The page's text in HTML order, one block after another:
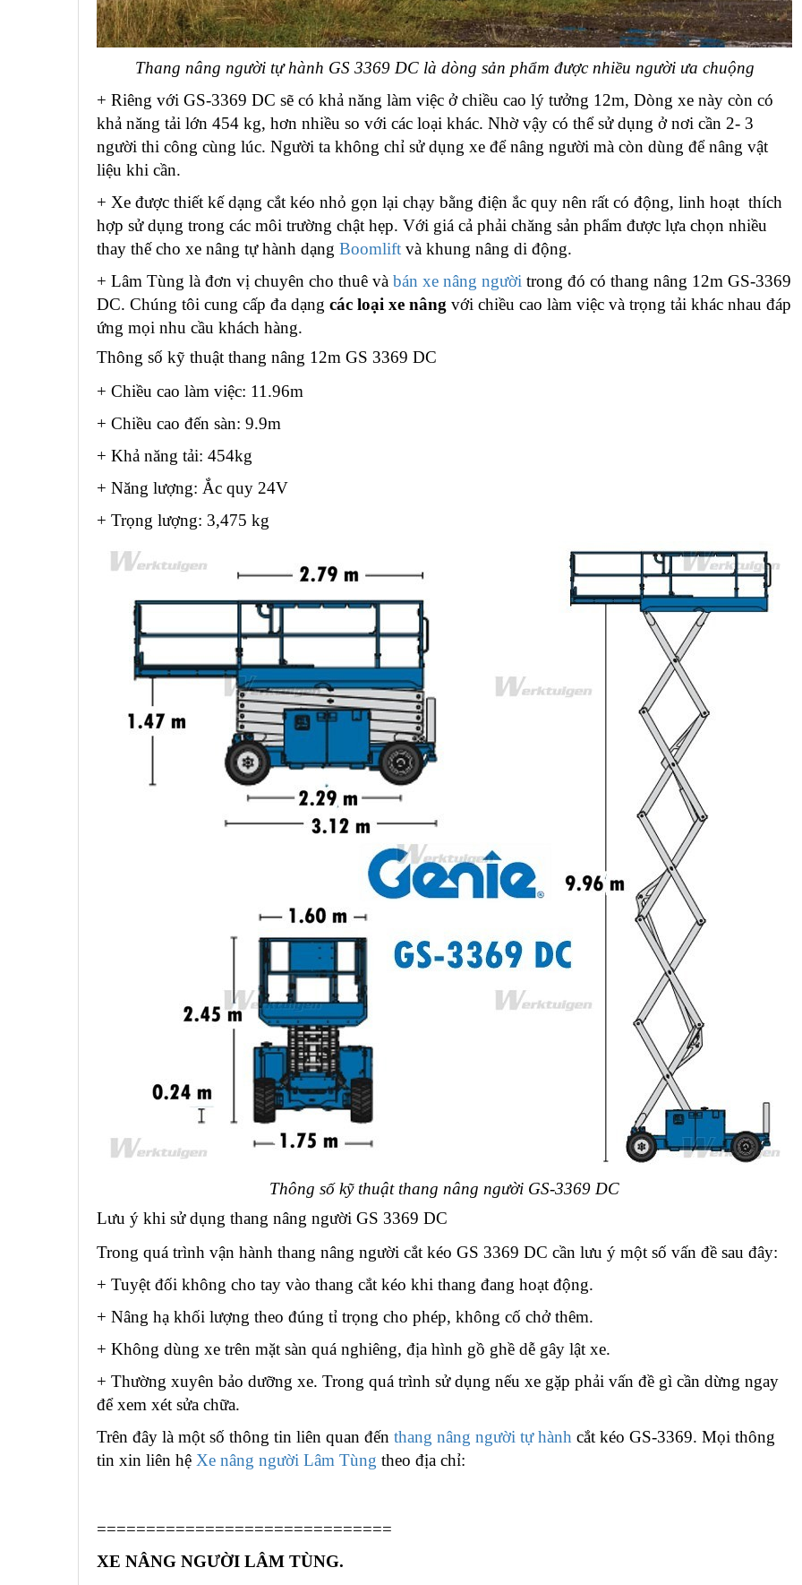
Thang nâng người tự hành GS 3369 DC là dòng sản phẩm được nhiều người ưa chuộng
+ Riêng với GS-3369 DC sẽ có khả năng làm việc ở chiều cao lý tưởng 12m, Dòng xe này còn có
khả năng tải lớn 454 kg, hơn nhiều so với các loại khác. Nhờ vậy có thể sử dụng ở nơi cần 2- 3
người thi công cùng lúc. Người ta không chỉ sử dụng xe để nâng người mà còn dùng để nâng vật
liệu khi cần.
+ Xe được thiết kế dạng cắt kéo nhỏ gọn lại chạy bằng điện ắc quy nên rất có động, linh hoạt thích
hợp sử dụng trong các môi trường chật hẹp. Với giá cả phải chăng sản phẩm được lựa chọn nhiều
thay thế cho xe nâng tự hành dạng Boomlift và khung nâng di động.
+ Lâm Tùng là đơn vị chuyên cho thuê và bán xe nâng người trong đó có thang nâng 12m GS-3369
DC. Chúng tôi cung cấp đa dạng các loại xe nâng với chiều cao làm việc và trọng tải khác nhau đáp
ứng mọi nhu cầu khách hàng.
Thông số kỹ thuật thang nâng 12m GS 3369 DC
+ Chiều cao làm việc: 11.96m
+ Chiều cao đến sàn: 9.9m
+ Khả năng tải: 454kg
+ Năng lượng: Ắc quy 24V
+ Trọng lượng: 3,475 kg
Thông số kỹ thuật thang nâng người GS-3369 DC
Lưu ý khi sử dụng thang nâng người GS 3369 DC
Trong quá trình vận hành thang nâng người cắt kéo GS 3369 DC cần lưu ý một số vấn đề sau đây:
+ Tuyệt đối không cho tay vào thang cắt kéo khi thang đang hoạt động.
+ Nâng hạ khối lượng theo đúng tỉ trọng cho phép, không cố chở thêm.
+ Không dùng xe trên mặt sàn quá nghiêng, địa hình gồ ghề dễ gây lật xe.
+ Thường xuyên bảo dưỡng xe. Trong quá trình sử dụng nếu xe gặp phải vấn đề gì cần dừng ngay
để xem xét sửa chữa.
Trên đây là một số thông tin liên quan đến thang nâng người tự hành cắt kéo GS-3369. Mọi thông
tin xin liên hệ Xe nâng người Lâm Tùng theo địa chỉ:
==============================
XE NÂNG NGƯỜI LÂM TÙNG.